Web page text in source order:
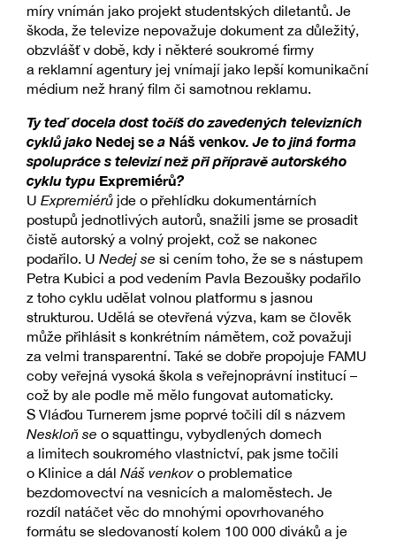
míry vnímán jako projekt studentských diletantů. Je
škoda, že televize nepovažuje dokument za důležitý,
obzvlášť v době, kdy i některé soukromé firmy
a reklamní agentury jej vnímají jako lepší komunikační
médium než hraný film či samotnou reklamu.
Ty teď docela dost točíš do zavedených televizních
cyklů jako Nedej se a Náš venkov . Je to jiná forma
spolupráce s televizí než při přípravě autorského
cyklu typu Expremiérů?
U Expremiérů jde o přehlídku dokumentárních
postupů jednotlivých autorů, snažili jsme se prosadit
čistě autorský a volný projekt, což se nakonec
podařilo. U Nedej se si cením toho, že se s nástupem
Petra Kubici a pod vedením Pavla Bezoušky podařilo
z toho cyklu udělat volnou platformu s jasnou
strukturou. Udělá se otevřená výzva, kam se člověk
může přihlásit s konkrétním námětem, což považuji
za velmi transparentní. Také se dobře propojuje FAMU
coby veřejná vysoká škola s veřejnoprávní institucí –
což by ale podle mě mělo fungovat automaticky.
S Vláďou Turnerem jsme poprvé točili díl s názvem
Neskloň se o squattingu, vybydlených domech
a limitech soukromého vlastnictví, pak jsme točili
o Klinice a dál Náš venkov o problematice
bezdomovectví na vesnicích a maloměstech. Je
rozdíl natáčet věc do mnohými opovrhovaného
formátu se sledovaností kolem 100 000 diváků a je